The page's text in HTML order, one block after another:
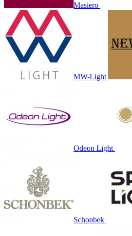
Masiero
MW-Light
Odeon Light
Schonbek